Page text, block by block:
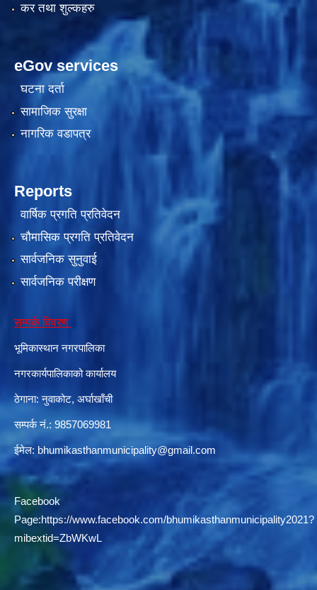
कर तथा शुल्कहरु
eGov services
घटना दर्ता
सामाजिक सुरक्षा
नागरिक वडापत्र
Reports
वार्षिक प्रगति प्रतिवेदन
चौमासिक प्रगति प्रतिवेदन
सार्वजनिक सुनुवाई
सार्वजनिक परीक्षण
सम्पर्क विवरण
भूमिकास्थान नगरपालिका
नगरकार्यपालिकाको कार्यालय
ठेगाना: नुवाकोट, अर्घाखाँची
सम्पर्क नं.: 9857069981
ईमेल: bhumikasthanmunicipality@gmail.com
Facebook
Page:https://www.facebook.com/bhumikasthanmunicipality2021?
mibextid=ZbWKwL